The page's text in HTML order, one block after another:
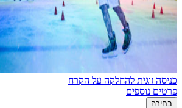
כניסה זוגית להחלקה על הקרח
פרטים נוספים
בחירה